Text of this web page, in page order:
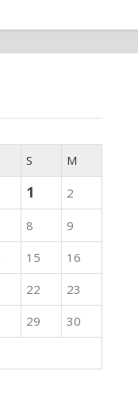
S M
1 2
8
9
15
16
22
23
29
30